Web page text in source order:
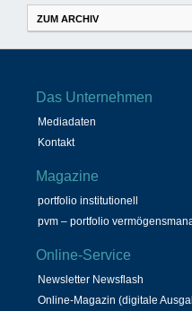
ZUM ARCHIV
Das Unternehmen
Mediadaten
Kontakt
Magazine
portfolio institutionell
pvm – portfolio
Online-Service
Newsletter Newsflash
Online-Magazin (digitale